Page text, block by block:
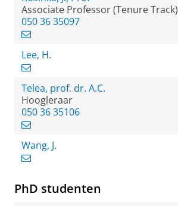
Associate Professor (Tenure Track)
050 36 35097
Lee, H.
Telea, prof. dr. A.C.
Hoogleraar
050 36 35106
Wang, J.
PhD studenten